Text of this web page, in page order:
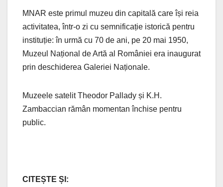
MNAR este primul muzeu din capitală care își reia
activitatea, într-o zi cu semnificație istorică pentru
instituție: în urmă cu 70 de ani, pe 20 mai 1950,
Muzeul Național de Artă al României era inaugurat
prin deschiderea Galeriei Naționale.
Muzeele satelit Theodor Pallady și K.H.
Zambaccian rămân momentan închise pentru
public.
CITEȘTE ȘI: